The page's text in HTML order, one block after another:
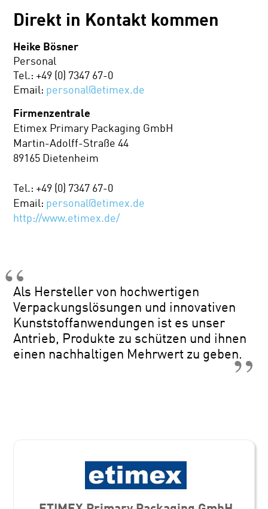
Direkt in Kontakt kommen
Heike Bösner
Personal
Tel.: +49 (0) 7347 67-0
Email: personal@etimex.de
Firmenzentrale
Etimex Primary Packaging GmbH
Martin-Adolff-Straße 44
89165 Dietenheim
Tel.: +49 (0) 7347 67-0
Email: personal@etimex.de
http://www.etimex.de/
Als Hersteller von hochwertigen
Verpackungslösungen und innovativen
Kunststoffanwendungen ist es unser
Antrieb, Produkte zu schützen und ihnen
einen nachhaltigen Mehrwert zu geben.